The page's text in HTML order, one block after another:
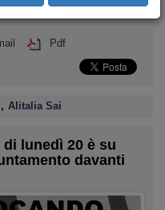
Pdf
, Alitalia Sai
lunedì 20 è su
davanti